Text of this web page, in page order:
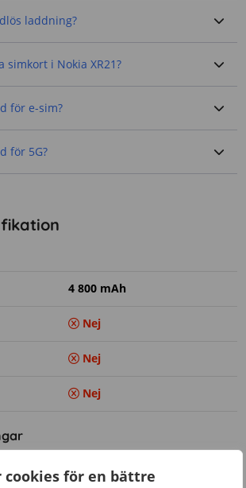
cookies för en bättre
laddning?
simkort i Nokia XR21?
för e-sim?
för 5G?
4 800 mAh
Nej
Nej
Nej